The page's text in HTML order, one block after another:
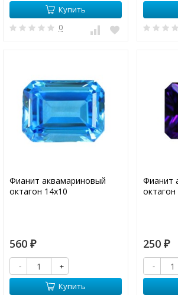
Купить
0
Фианит аквамариновый
октагон 14х10
560 ₽
-
+
Купить
Фианит
октагон
250 ₽
-